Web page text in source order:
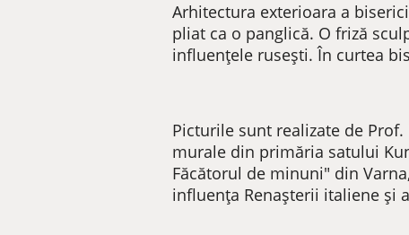
Arhitectura exterioara a
pliat ca o panglică. O friză
influențele rusești. În curtea
Picturile sunt realizate de
murale din primăria satului
Făcătorul de minuni" din
influența Renașterii italiene și